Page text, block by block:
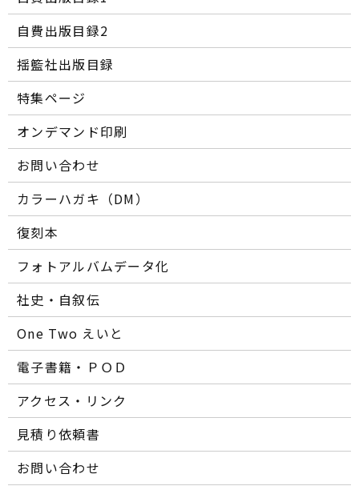
自費出版目録2
揺籃社出版目録
特集ページ
オンデマンド印刷
お問い合わせ
カラーハガキ（DM）
復刻本
フォトアルバムデータ化
社史・自叙伝
One Two えいと
電子書籍・ＰＯＤ
アクセス・リンク
見積り依頼書
お問い合わせ